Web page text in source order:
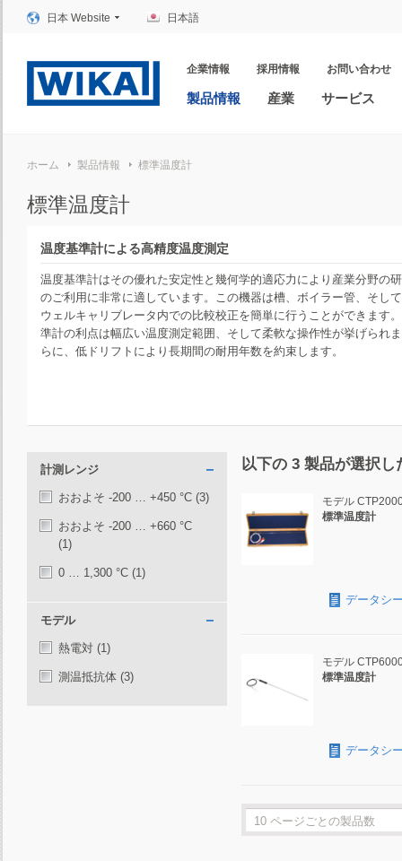
日本 Website 日本語
企業情報 採用情報 お問い合わせ
製品情報 産業 サービス
ホーム 製品情報 標準温度計
標準温度計
温度基準計による高精度温度測定
温度基準計はその優れた安定性と幾何学的適応力により産業分野の
のご利用に非常に適しています。この機器は槽、ボイラー管、そし
ウェルキャリブレータ内での比較校正を簡単に行うことができます
準計の利点は幅広い温度測定範囲、そして柔軟な操作性が挙げられ
らに、低ドリフトにより長期間の耐用年数を約束します。
計測レンジ
おおよそ -200 … +450 °C (3)
おおよそ -200 … +660 °C
(1)
0 … 1,300 °C (1)
モデル
熱電対 (1)
測温抵抗体 (3)
以下の3 製品が選択し
モデル
標準温度計
データシ
モデル
標準温度計
データシ